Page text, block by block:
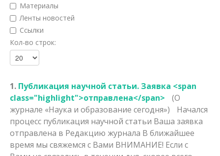
Психологические науки
Социологические науки
Политические науки
Культурология
Науки о земле
Материалы
Ленты новостей
Ссылки
Кол-во строк:
1. Публикация научной статьи. Заявка <span
class="highlight">отправлена</span>
(О
журнале «Наука и образование сегодня»)
Начался
процесс публикация научной статьи Ваша заявка
отправлена в Редакцию журнала В ближайшее
время мы свяжемся с Вами ВНИМАНИЕ! Если с